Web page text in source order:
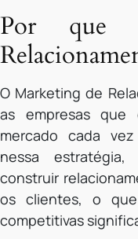
Por que
O Marketing de
as empresas que
mercado cada
nessa estratégia,
construir
os clientes, o
competitivas